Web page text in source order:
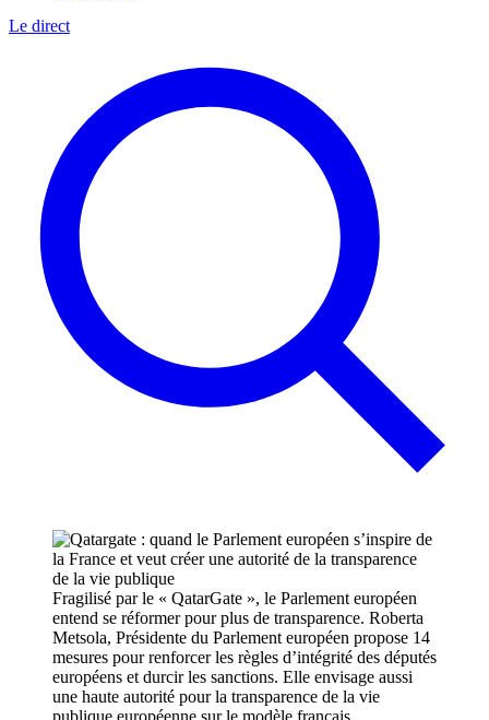
Le direct
Fragilisé par le « QatarGate », le Parlement européen
entend se réformer pour plus de transparence. Roberta
Metsola, Présidente du Parlement européen propose 14
mesures pour renforcer les règles d’intégrité des députés
européens et durcir les sanctions. Elle envisage aussi
une haute autorité pour la transparence de la vie